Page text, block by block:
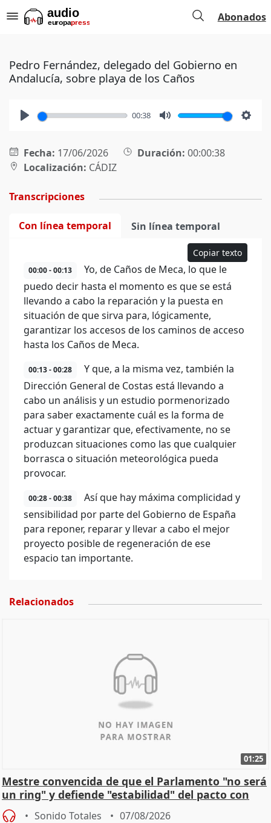
Abonados
Pedro Fernández, delegado del Gobierno en
Andalucía, sobre playa de los Caños
00:38
Fecha: 17/06/2026 Duración: 00:00:38
Localización: CÁDIZ
Transcripciones
Con línea temporal Sin línea temporal
Copiar texto
00:00 - 00:13
Yo, de Caños de Meca, lo que le
puedo decir hasta el momento es que se está
llevando a cabo la reparación y la puesta en
situación de que sirva para, lógicamente,
garantizar los accesos de los caminos de acceso
hasta los Caños de Meca.
00:13 - 00:28
Y que, a la misma vez, también la
Dirección General de Costas está llevando a
cabo un análisis y un estudio pormenorizado
para saber exactamente cuál es la forma de
actuar y garantizar que, efectivamente, no se
produzcan situaciones como las que cualquier
borrasca o situación meteorológica pueda
provocar.
00:28 - 00:38
Así que hay máxima complicidad y
sensibilidad por parte del Gobierno de España
para reponer, reparar y llevar a cabo el mejor
proyecto posible de regeneración de ese
espacio tan importante.
Relacionados
01:25
Mestre convencida de que el Parlamento "no será
un ring" y defiende "estabilidad" del pacto con
Vox
Sonido Totales 07/08/2026